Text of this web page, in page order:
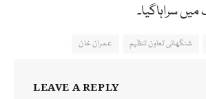
سراہاگیا۔
شنگھائی تعاون تنظیم عمران خان
LEAVE A REPLY